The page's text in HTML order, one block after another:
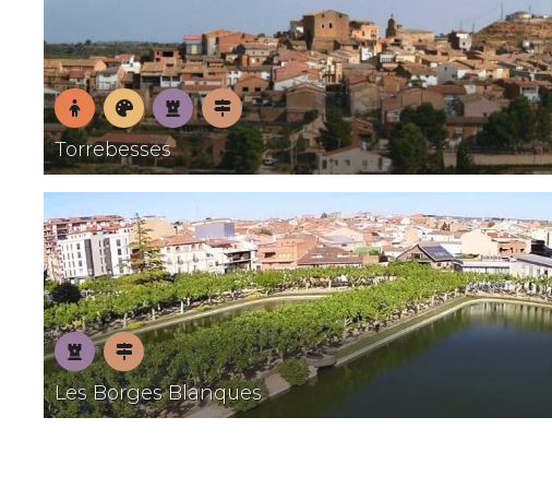
En
família
MuseusPatrimoni
Pobles
amb
encant
Torrebesses
Patrimoni
Pobles
amb
Les Borges Blanques